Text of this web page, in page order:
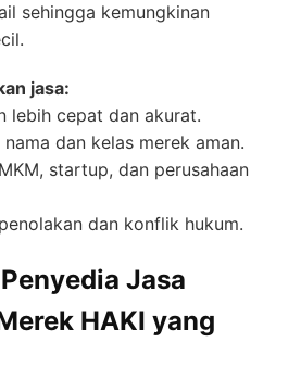
sehingga kemungkinan
jasa:
lebih cepat dan akurat.
dan kelas merek aman.
startup, dan perusahaan
dan konflik hukum.
Jasa
HAKI yang